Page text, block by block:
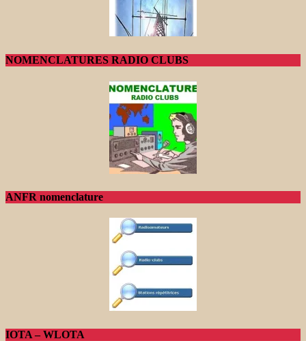
NOMENCLATURES RADIO CLUBS
ANFR nomenclature
IOTA – WLOTA